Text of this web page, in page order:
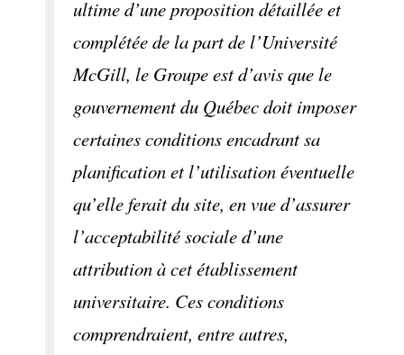
ultime d’une proposition détaillée et
complétée de la part de l’Université
McGill, le Groupe est d’avis que le
gouvernement du Québec doit imposer
certaines conditions encadrant sa
planification et l’utilisation éventuelle
qu’elle ferait du site, en vue d’assurer
l’acceptabilité sociale d’une
attribution à cet établissement
universitaire. Ces conditions
comprendraient, entre autres,